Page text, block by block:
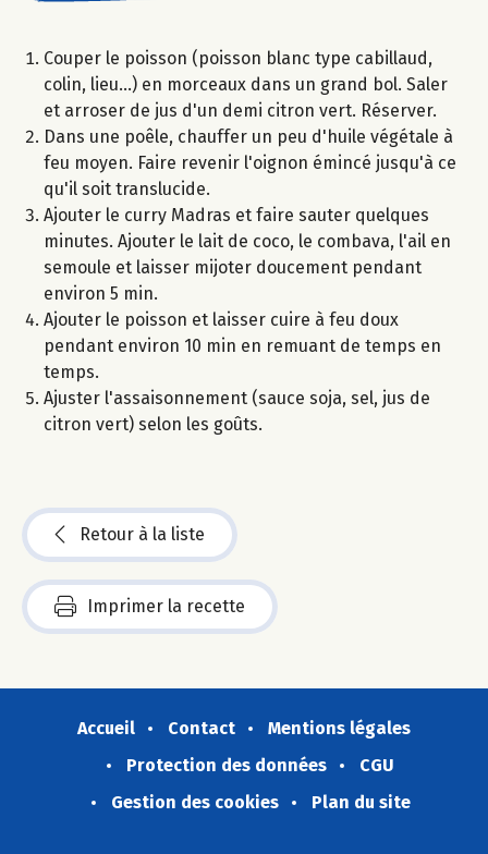
Couper le poisson (poisson blanc type cabillaud,
colin, lieu...) en morceaux dans un grand bol. Saler
et arroser de jus d'un demi citron vert. Réserver.
Dans une poêle, chauffer un peu d'huile végétale à
feu moyen. Faire revenir l'oignon émincé jusqu'à ce
qu'il soit translucide.
Ajouter le curry Madras et faire sauter quelques
minutes. Ajouter le lait de coco, le combava, l'ail en
semoule et laisser mijoter doucement pendant
environ 5 min.
Ajouter le poisson et laisser cuire à feu doux
pendant environ 10 min en remuant de temps en
temps.
Ajuster l'assaisonnement (sauce soja, sel, jus de
citron vert) selon les goûts.
Retour à la liste
Imprimer la recette
Accueil Contact
Mentions légales
Protection des données
CGU
Gestion des cookies
Plan du site